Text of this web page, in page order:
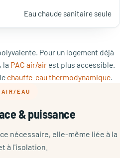
Eau chaude sanitaire seule
Pour un logement déjà
la PAC air/air est plus accessible.
chauffe-eau thermodynamique.
AIR/EAU
& puissance
nécessaire, elle-même liée à la
à l'isolation.